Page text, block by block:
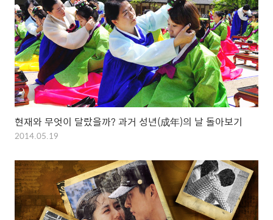
현재와 무엇이 달랐을까? 과거 성년(成年)의 날 돌아보기
2014.05.19